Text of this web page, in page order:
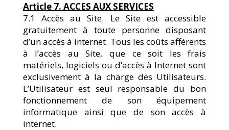
Article 7. ACCES AUX SERVICES
7.1 Accès au Site. Le Site est accessible
gratuitement à toute personne disposant
d’un accès à internet. Tous les coûts afférents
à l’accès au Site, que ce soit les frais
matériels, logiciels ou d’accès à Internet sont
exclusivement à la charge des Utilisateurs.
L’Utilisateur est seul responsable du bon
fonctionnement de son équipement
informatique ainsi que de son accès à
internet.